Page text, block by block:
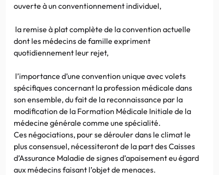
ouverte à un conventionnement individuel,
la remise à plat complète de la convention actuelle
dont les médecins de famille expriment
quotidiennement leur rejet,
l’importance d’une convention unique avec volets
spécifiques concernant la profession médicale dans
son ensemble, du fait de la reconnaissance par la
modification de la Formation Médicale Initiale de la
médecine générale comme une spécialité.
Ces négociations, pour se dérouler dans le climat le
plus consensuel, nécessiteront de la part des Caisses
d’Assurance Maladie de signes d’apaisement eu égard
aux médecins faisant l’objet de menaces.